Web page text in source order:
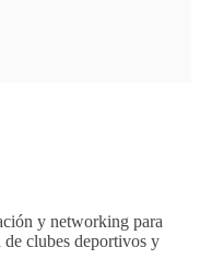
y networking para
de clubes deportivos y